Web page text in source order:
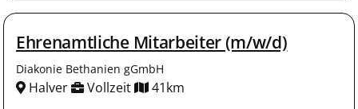
Ehrenamtliche Mitarbeiter (m/w/d)
Diakonie Bethanien gGmbH
Halver Vollzeit 41km